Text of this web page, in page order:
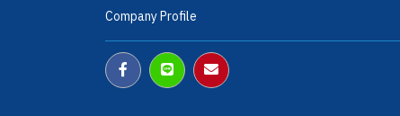
Company Profile